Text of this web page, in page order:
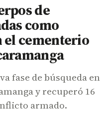
de
como
el cementerio
fase de búsqueda en
y recuperó 16
armado.